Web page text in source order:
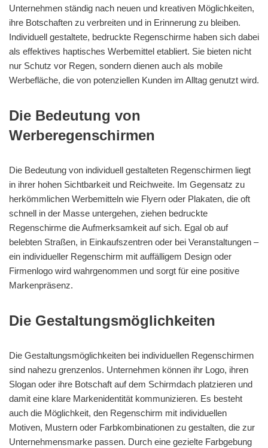
Unternehmen ständig nach neuen und kreativen Möglichkeiten,
ihre Botschaften zu verbreiten und in Erinnerung zu bleiben.
Individuell gestaltete, bedruckte Regenschirme haben sich dabei
als effektives haptisches Werbemittel etabliert. Sie bieten nicht
nur Schutz vor Regen, sondern dienen auch als mobile
Werbefläche, die von potenziellen Kunden im Alltag genutzt wird.
Die Bedeutung von
Werberegenschirmen
Die Bedeutung von individuell gestalteten Regenschirmen liegt
in ihrer hohen Sichtbarkeit und Reichweite. Im Gegensatz zu
herkömmlichen Werbemitteln wie Flyern oder Plakaten, die oft
schnell in der Masse untergehen, ziehen bedruckte
Regenschirme die Aufmerksamkeit auf sich. Egal ob auf
belebten Straßen, in Einkaufszentren oder bei Veranstaltungen –
ein individueller Regenschirm mit auffälligem Design oder
Firmenlogo wird wahrgenommen und sorgt für eine positive
Markenpräsenz.
Die Gestaltungsmöglichkeiten
Die Gestaltungsmöglichkeiten bei individuellen Regenschirmen
sind nahezu grenzenlos. Unternehmen können ihr Logo, ihren
Slogan oder ihre Botschaft auf dem Schirmdach platzieren und
damit eine klare Markenidentität kommunizieren. Es besteht
auch die Möglichkeit, den Regenschirm mit individuellen
Motiven, Mustern oder Farbkombinationen zu gestalten, die zur
Unternehmensmarke passen. Durch eine gezielte Farbgebung